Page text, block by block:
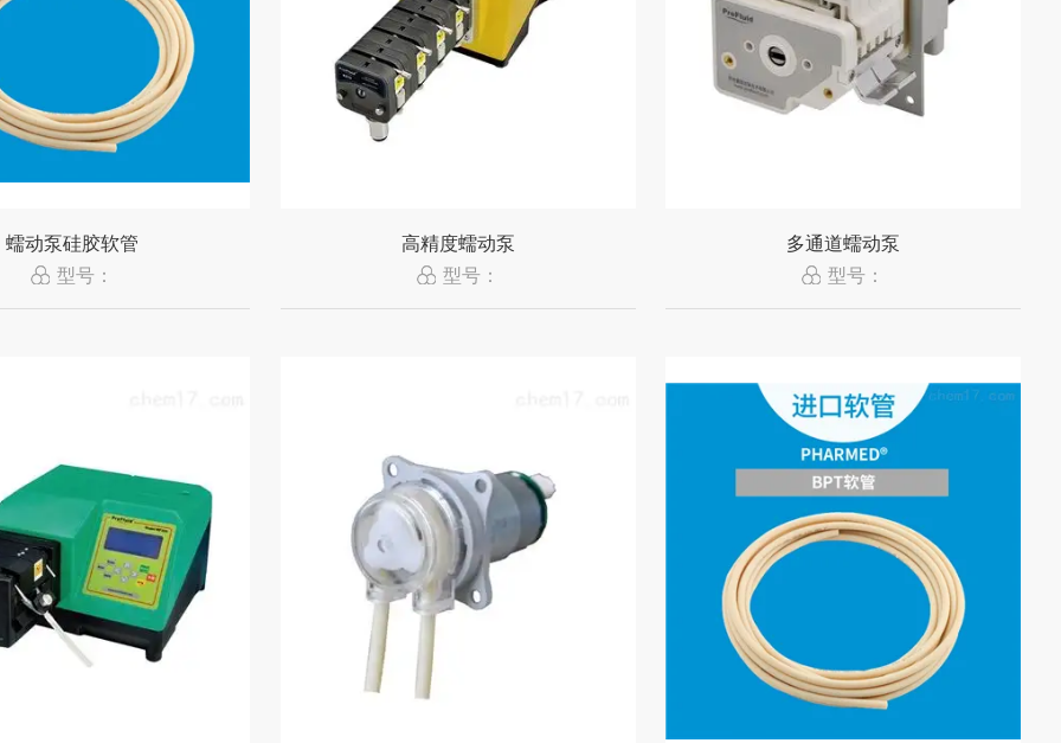
蠕动泵硅胶软管
型号：
高精度蠕动泵
型号：
多通道蠕动泵
型号：